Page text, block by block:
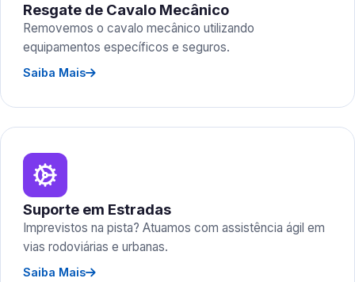
Resgate de Cavalo Mecânico
Removemos o cavalo mecânico utilizando
equipamentos específicos e seguros.
Saiba Mais
Suporte em Estradas
Imprevistos na pista? Atuamos com assistência ágil em
vias rodoviárias e urbanas.
Saiba Mais